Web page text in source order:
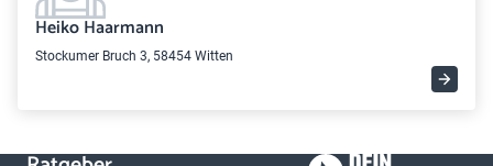
Heiko Haarmann
Stockumer Bruch 3, 58454 Witten